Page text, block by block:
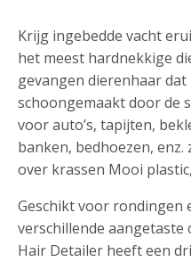
Krijg ingebedde vacht
het meest hardnekkige
gevangen dierenhaar
schoongemaakt door de
voor auto’s, tapijten,
banken, bedhoezen,
over krassen Mooi
Geschikt voor rondingen
verschillende
Hair Detailer heeft een